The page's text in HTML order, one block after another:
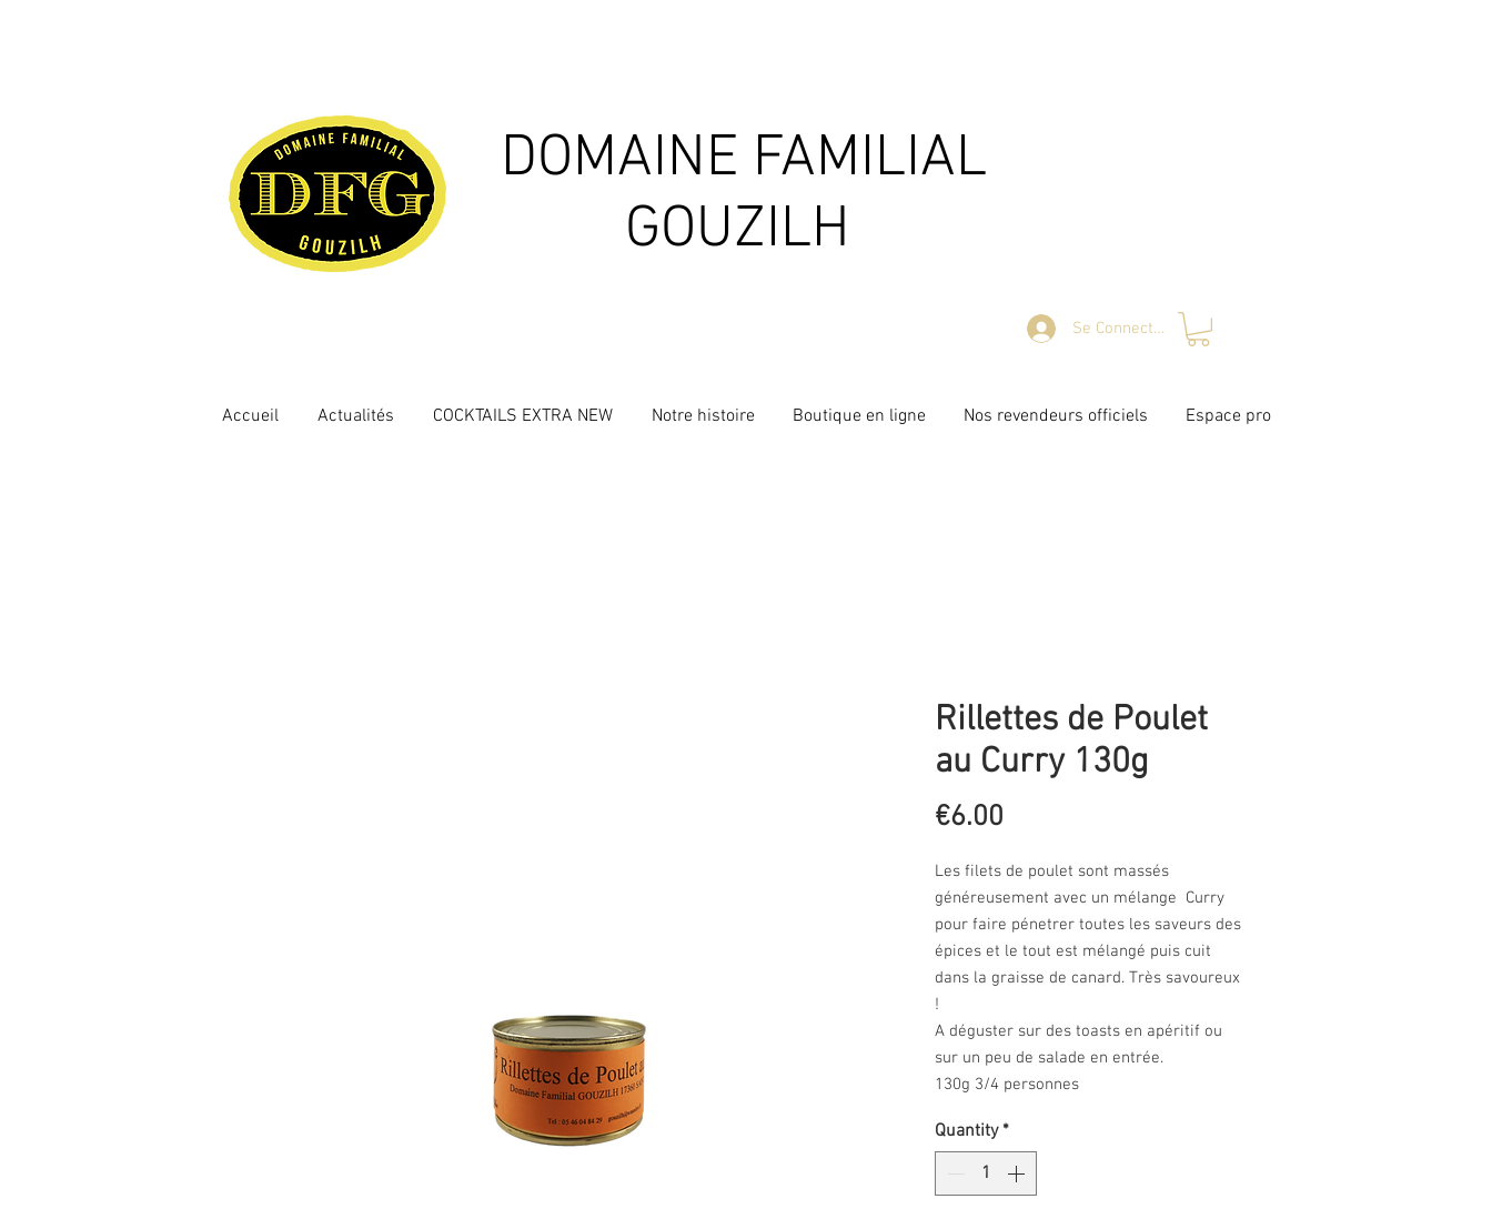
DOMAINE FAMILIAL
GOUZILH
Se Connecter
Accueil Actualités COCKTAILS EXTRA NEW Notre histoire Boutique en ligne Nos revendeurs officiels Espace pro
Rillettes de Poulet
au Curry 130g
€6.00
Les filets de poulet sont massés
généreusement avec un mélange Curry
pour faire pénetrer toutes les saveurs des
épices et le tout est mélangé puis cuit
dans la graisse de canard. Très savoureux
!
A déguster sur des toasts en apéritif ou
sur un peu de salade en entrée.
130g 3/4 personnes
Quantity *